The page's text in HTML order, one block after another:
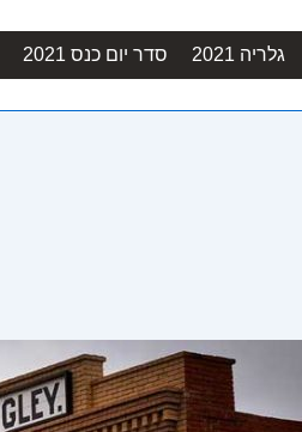
סדר יום כנס 2021 גלריה 2021